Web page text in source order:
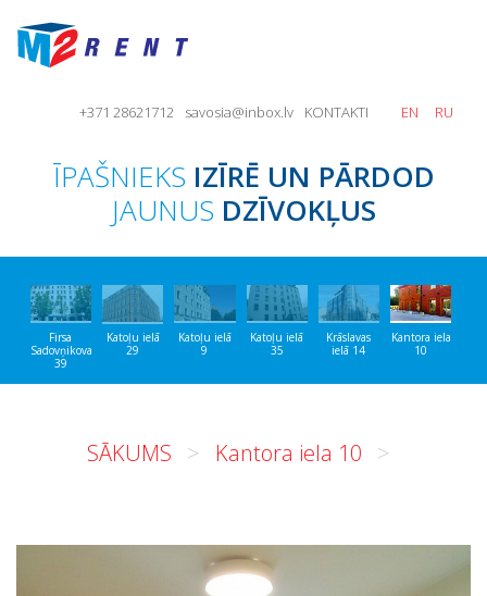
+371 28621712 savosia@inbox.lv KONTAKTI EN RU
ĪPAŠNIEKS IZĪRĒ UN PĀRDOD
JAUNUS DZĪVOKĻUS
Firsa
Sadovņikova
39
Katoļu ielā
29
Katoļu ielā
9
Katoļu ielā
35
Krāslavas
ielā 14
Kantora iela
10
SĀKUMS Kantora iela 10